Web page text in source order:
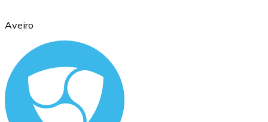
Ethereum
ETH
Aveiro